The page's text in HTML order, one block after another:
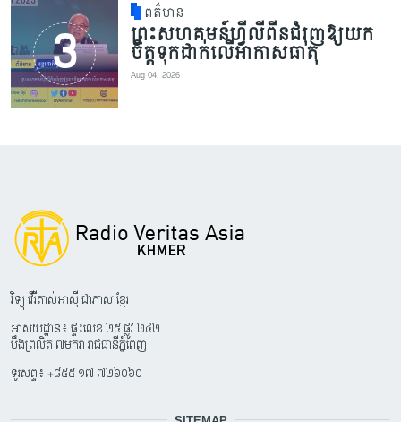
ពត៌មាន
ព្រះសហគមន៍ហ្វីលីពីនជំរុញឱ្យយក
ចិត្តទុកដាក់លើអាកាសធាតុ
Aug 04, 2026
វិទ្យុ វើរីតាស់អាស៊ី ជាភាសាខ្មែរ
អាសយដ្ឋាន៖ ផ្ទះលេខ ២៥ ផ្លូវ ២៤២
បឹងព្រលិត ៧មករា រាជធានីភ្នំពេញ
ទូរសព្ទ៖ +៨៥៥ ១៧ ៧២៦០៦០